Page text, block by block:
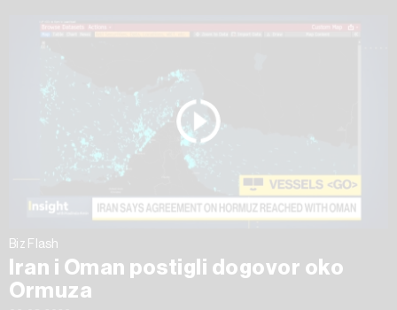
Biz Flash
Iran i Oman postigli dogovor oko
Ormuza